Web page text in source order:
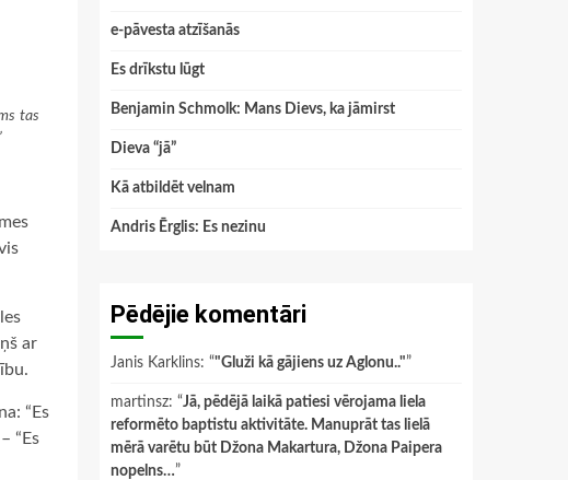
tas
ar
“Es
“Es
e-pāvesta atzīšanās
Es drīkstu lūgt
Benjamin Schmolk: Mans Dievs, ka jāmirst
Dieva “jā”
Kā atbildēt velnam
Andris Ērglis: Es nezinu
Pēdējie komentāri
Janis Karklins: “"Gluži kā gājiens uz Aglonu.."”
martinsz: “Jā, pēdējā laikā patiesi vērojama liela
reformēto baptistu aktivitāte. Manuprāt tas lielā
mērā varētu būt Džona Makartura, Džona Paipera
nopelns…”